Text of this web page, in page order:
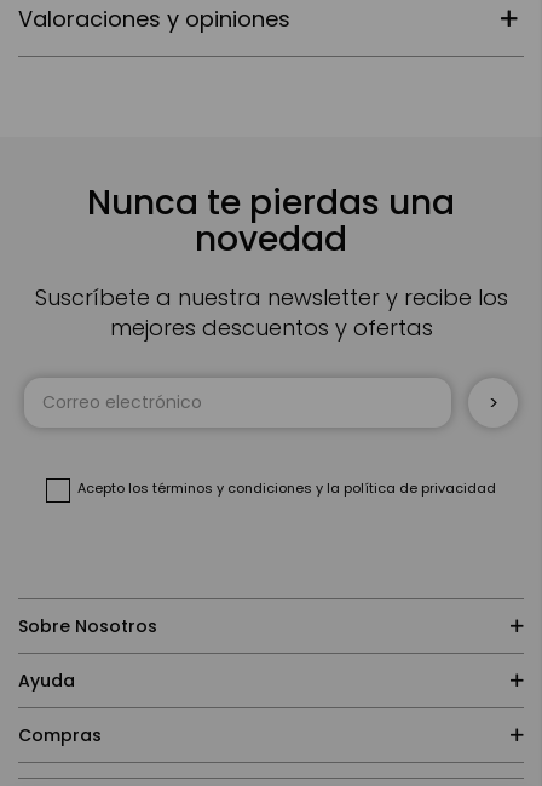
Valoraciones y opiniones
Nunca te pierdas una
novedad
Suscríbete a nuestra newsletter y recibe los
mejores descuentos y ofertas
Inscríbase
Acepto los términos y condiciones y la política de privacidad
Sobre Nosotros
Ayuda
Compras